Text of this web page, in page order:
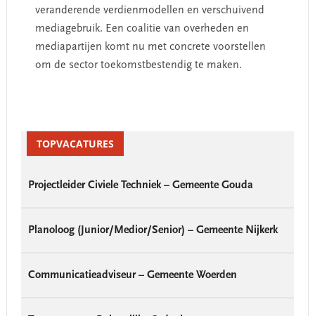
veranderende verdienmodellen en verschuivend
mediagebruik. Een coalitie van overheden en
mediapartijen komt nu met concrete voorstellen
om de sector toekomstbestendig te maken.
SidebarTOPVACATURES
Projectleider Civiele Techniek – Gemeente Gouda
Planoloog (Junior/Medior/Senior) – Gemeente Nijkerk
Communicatieadviseur – Gemeente Woerden